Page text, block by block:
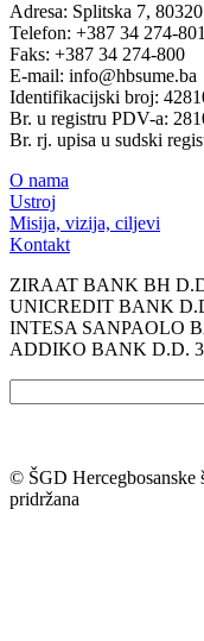
Adresa: Splitska 7,
Telefon: +387 34 274-801
Faks: +387 34 274-800
E-mail: info@hbsume.ba
Identifikacijski broj:
Br. u registru PDV-a:
Br. rj. upisa u sudski
O nama
Ustroj
Misija, vizija, ciljevi
Kontakt
ZIRAAT BANK BH
UNICREDIT BANK
INTESA SANPAOLO
ADDIKO BANK D.D.
© ŠGD Hercegbosanske
pridržana